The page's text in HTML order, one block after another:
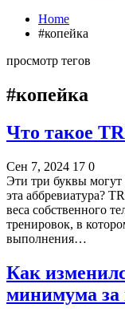
Home
#копейка
просмотр тегов
#копейка
Что такое
Сен 7, 2024 17 0
Эти три буквы
эта аббревиатура?
веса собственного
тренировок, в
выполнения…
Как
минимума за